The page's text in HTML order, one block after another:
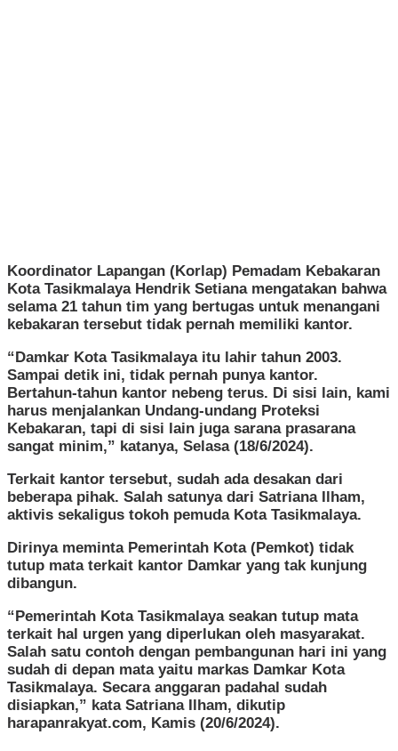
Koordinator Lapangan (Korlap) Pemadam Kebakaran
Kota Tasikmalaya Hendrik Setiana mengatakan bahwa
selama 21 tahun tim yang bertugas untuk menangani
kebakaran tersebut tidak pernah memiliki kantor.
“Damkar Kota Tasikmalaya itu lahir tahun 2003.
Sampai detik ini, tidak pernah punya kantor.
Bertahun-tahun kantor nebeng terus. Di sisi lain, kami
harus menjalankan Undang-undang Proteksi
Kebakaran, tapi di sisi lain juga sarana prasarana
sangat minim,” katanya, Selasa (18/6/2024).
Terkait kantor tersebut, sudah ada desakan dari
beberapa pihak. Salah satunya dari Satriana Ilham,
aktivis sekaligus tokoh pemuda Kota Tasikmalaya.
Dirinya meminta Pemerintah Kota (Pemkot) tidak
tutup mata terkait kantor Damkar yang tak kunjung
dibangun.
“Pemerintah Kota Tasikmalaya seakan tutup mata
terkait hal urgen yang diperlukan oleh masyarakat.
Salah satu contoh dengan pembangunan hari ini yang
sudah di depan mata yaitu markas Damkar Kota
Tasikmalaya. Secara anggaran padahal sudah
disiapkan,” kata Satriana Ilham, dikutip
harapanrakyat.com, Kamis (20/6/2024).